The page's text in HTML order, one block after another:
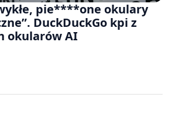
pie****one okulary
DuckDuckGo kpi z
okularów AI